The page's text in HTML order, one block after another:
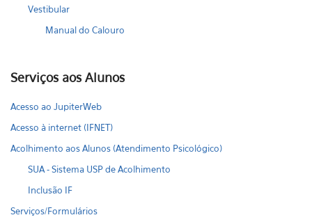
Vestibular
Manual do Calouro
Serviços aos Alunos
Acesso ao JupiterWeb
Acesso à internet (IFNET)
Acolhimento aos Alunos (Atendimento Psicológico)
SUA - Sistema USP de Acolhimento
Inclusão IF
Serviços/Formulários